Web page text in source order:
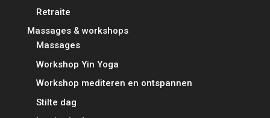
Retraite
Massages & workshops
Massages
Workshop Yin Yoga
Workshop mediteren en ontspannen
Stilte dag